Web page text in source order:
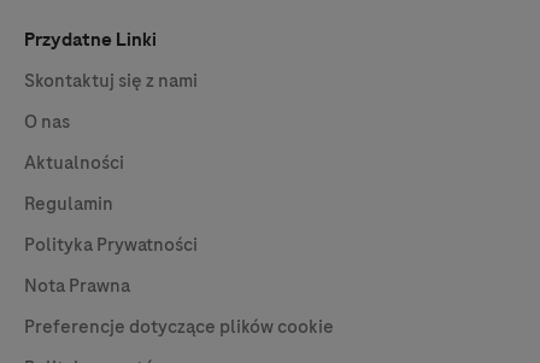
Przydatne Linki
Skontaktuj się z nami
O nas
Aktualności
Regulamin
Polityka Prywatności
Nota Prawna
Preferencje dotyczące plików cookie